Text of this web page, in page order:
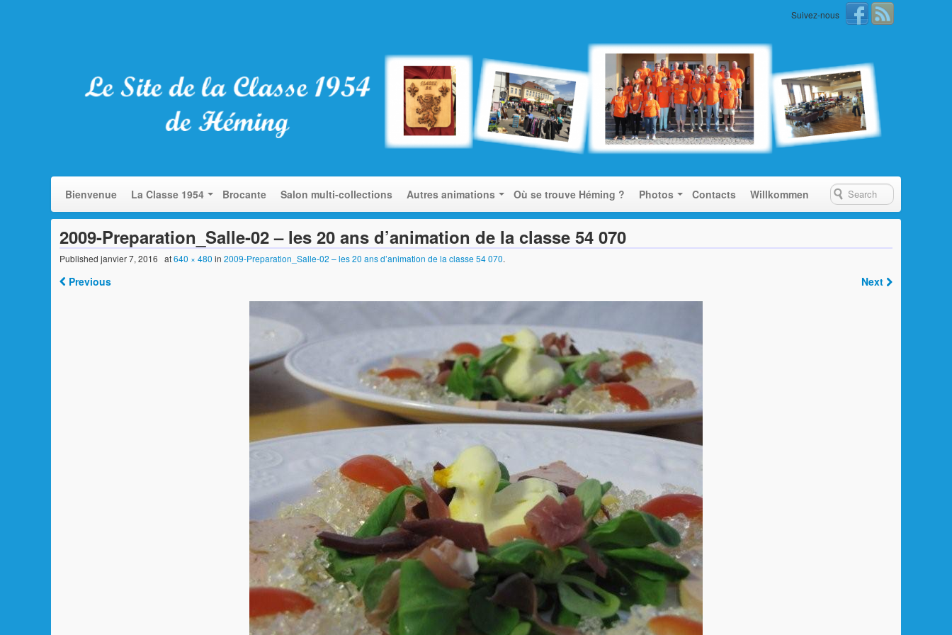
Suivez-nous
Bienvenue La Classe 1954 Brocante Salon multi-collections Autres animations Où se trouve Héming ? Photos Contacts Willkommen
2009-Preparation_Salle-02 – les 20 ans d’animation de la classe 54 070
Published janvier 7, 2016 at640 × 480 in 2009-Preparation_Salle-02 – les 20 ans d’animation de la classe 54 070.
Previous Next